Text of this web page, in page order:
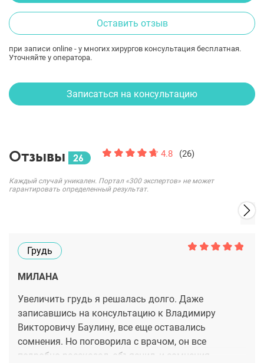
Оставить отзыв
при записи online - у многих хирургов консультация бесплатная.
Уточняйте у оператора.
Записаться на консультацию
Отзывы 26 4.8 (26)
Каждый случай уникален. Портал «300 экспертов» не может
гарантировать определенный результат.
Грудь
МИЛАНА
Увеличить грудь я решалась долго. Даже
записавшись на консультацию к Владимиру
Викторовичу Баулину, все еще оставались
сомнения. Но поговорила с врачом, он все
подробно рассказал, объяснил, и сомнения